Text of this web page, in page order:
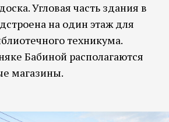
Угловая часть здания в
на один этаж для
техникума.
Бабиной располагаются
магазины.